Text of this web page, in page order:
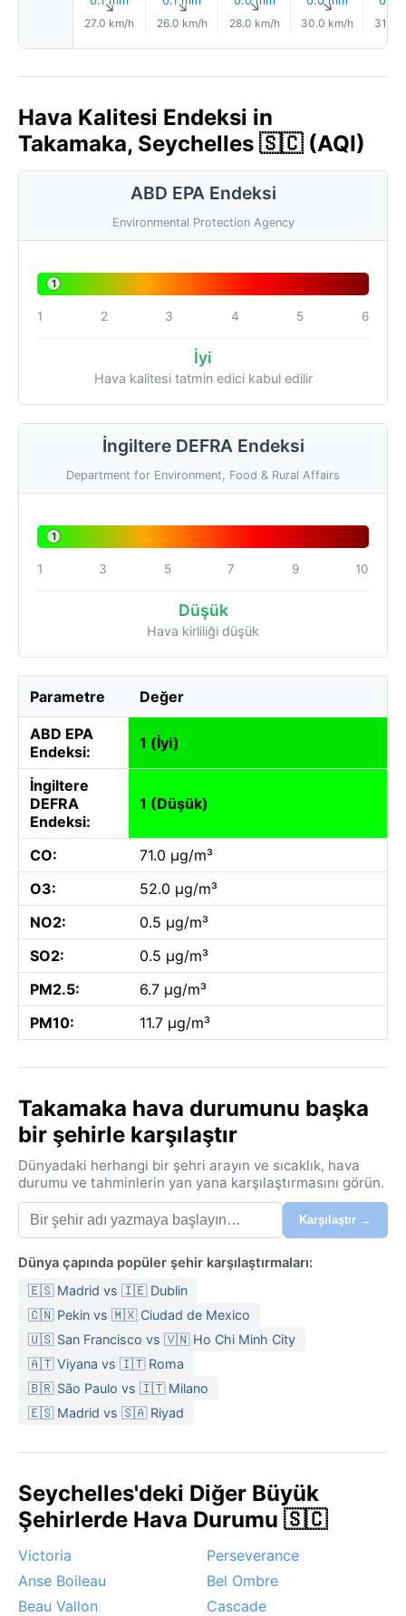
↑
27.0 km/h
↑
26.0 km/h
↑
28.0 km/h
↑
30.0 km/h 31.0
Hava Kalitesi Endeksi in
Takamaka, Seychelles 🇸🇨 (AQI)
ABD EPA Endeksi
Environmental Protection Agency
1
1 2 3 4 5 6
İyi
Hava kalitesi tatmin edici kabul edilir
İngiltere DEFRA Endeksi
Department for Environment, Food & Rural Affairs
1
1 3 5 7 9 10
Düşük
Hava kirliliği düşük
Parametre Değer
ABD EPA
Endeksi:
1 (İyi)
İngiltere
DEFRA
Endeksi:
1 (Düşük)
CO:
71.0 µg/m³
O3:
52.0 µg/m³
NO2:
0.5 µg/m³
SO2:
0.5 µg/m³
PM2.5:
6.7 µg/m³
PM10:
11.7 µg/m³
Takamaka hava durumunu başka
bir şehirle karşılaştır
Dünyadaki herhangi bir şehri arayın ve sıcaklık, hava
durumu ve tahminlerin yan yana karşılaştırmasını görün.
Karşılaştır →
Dünya çapında popüler şehir karşılaştırmaları:
🇪🇸 Madrid vs 🇮🇪 Dublin
🇨🇳 Pekin vs 🇲🇽 Ciudad de Mexico
🇺🇸 San Francisco vs 🇻🇳 Ho Chi Minh City
🇦🇹 Viyana vs 🇮🇹 Roma
🇧🇷 São Paulo vs 🇮🇹 Milano
🇪🇸 Madrid vs 🇸🇦 Riyad
Seychelles'deki Diğer Büyük
Şehirlerde Hava Durumu 🇸🇨
Victoria
Perseverance
Anse Boileau
Bel Ombre
Beau Vallon
Cascade